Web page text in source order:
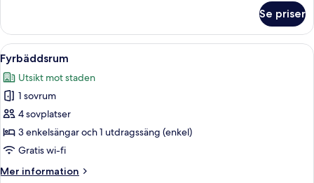
-
enkelsängar
Se priser
Öppna
alla
foton
för
Fyrbäddsrum
Ett hotellrum med tre sängar
3
Fyrbäddsrum
Utsikt mot staden
1 sovrum
4 sovplatser
3 enkelsängar och 1 utdragssäng (enkel)
Gratis wi-fi
Mer information
Mer